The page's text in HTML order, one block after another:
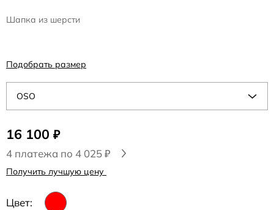
Шапка из шерсти
16 100 ₽
4 платежа по 4 025 ₽
Получить лучшую цену
Цвет:
OSO
Подобрать размер